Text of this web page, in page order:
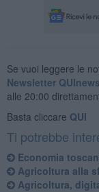
Se vuoi leggere le
Newsletter
alle 20:00
Basta cliccare QUI
Ti potrebbe
Economia
Agricoltura alla
Agricoltura,